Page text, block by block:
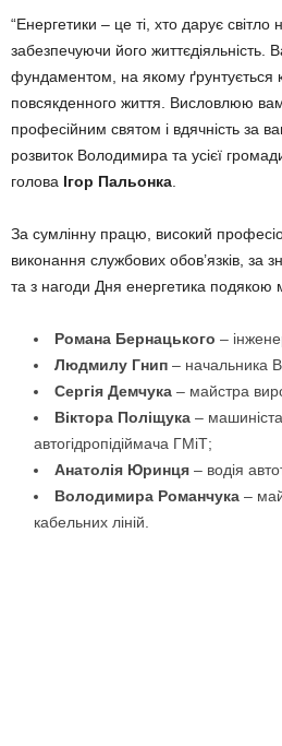
“Енергетики – це ті, хто дарує світло
забезпечуючи його
фундаментом, на якому ґрунтується
повсякденного життя. Висловлюю
професійним святом і вдячність за
розвиток Володимира та усієї
голова Ігор Пальонка.
За сумлінну працю, високий
виконання службових обов’язків, за
та з нагоди Дня енергетика подякою
Романа Бернацького –
Людмилу Гнип – начальника
Сергія Демчука – майстра
Віктора Поліщука –
автогідропідіймача ГМіТ;
Анатолія Юринця – водія
Володимира Романчука –
кабельних ліній.